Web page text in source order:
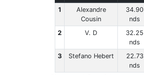
1
Alexandre
Cousin
34.90
nds
2
V. D
32.25
nds
3
Stefano Hebert
22.73
nds